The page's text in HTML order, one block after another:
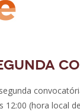
12:00 (hora local